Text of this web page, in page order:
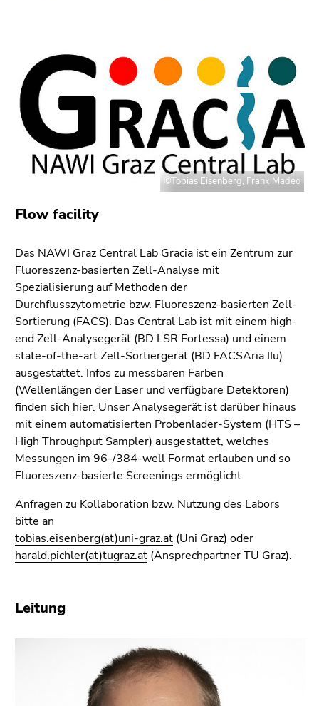
Zum
Inhalt
(Zugriffstaste
1)
Zur
Positionsanzeige
(Zugriffstaste
Hauptnavigation
3)
Zur
Unternavigation
(Zugriffstaste
4)
Zu
den
Zusatzinformationen
(Zugriffstaste
5)
Zu
den
Seiteneinstellungen
(Benutzer/Sprache)
8)
Zur
Suche
(Zugriffstaste
Flow facility
Das NAWI Graz Central Lab Gracia ist ein Zentrum zur
Fluoreszenz-basierten Zell-Analyse mit
Spezialisierung auf Methoden der
Durchflusszytometrie bzw. Fluoreszenz-basierten Zell-
Sortierung (FACS). Das Central Lab ist mit einem high-
end Zell-Analysegerät (BD LSR Fortessa) und einem
state-of-the-art Zell-Sortiergerät (BD FACSAria IIu)
ausgestattet. Infos zu messbaren Farben
(Wellenlängen der Laser und verfügbare Detektoren)
finden sich hier. Unser Analysegerät ist darüber hinaus
mit einem automatisierten Probenlader-System (HTS –
High Throughput Sampler) ausgestattet, welches
Messungen im 96-/384-well Format erlauben und so
Fluoreszenz-basierte Screenings ermöglicht.
Anfragen zu Kollaboration bzw. Nutzung des Labors
bitte an
tobias.eisenberg(at)uni-graz.at (Uni Graz) oder
harald.pichler(at)tugraz.at (Ansprechpartner TU Graz).
©Tobias Eisenberg, Frank Madeo
Leitung